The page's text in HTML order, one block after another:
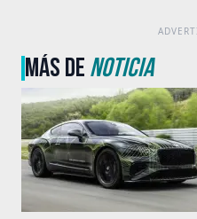
MÁS DENOTICIA